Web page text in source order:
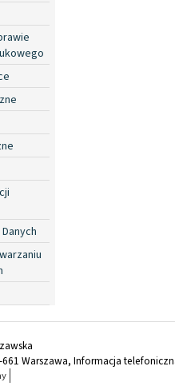
Warszawa, Informacja